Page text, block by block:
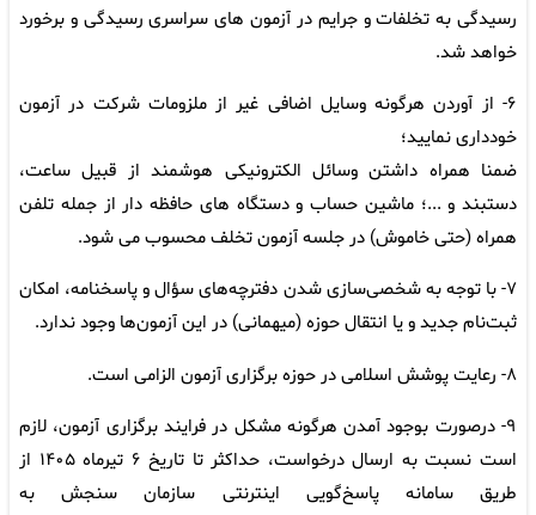
رسیدگی به تخلفات و جرایم در آزمون های سراسری رسیدگی و برخورد
خواهد شد.
۶- از آوردن هرگونه وسایل اضافی غیر از ملزومات شرکت در آزمون
خودداری نمایید؛
ضمنا همراه داشتن وسائل الکترونیکی هوشمند از قبیل ساعت،
دستبند و ...؛ ماشین حساب و دستگاه های حافظه دار از جمله تلفن
همراه (حتی خاموش) در جلسه آزمون تخلف محسوب می شود.
۷- با توجه به شخصی‌سازی شدن دفترچه‌های سؤال و پاسخنامه، امکان
ثبت‌‎نام جدید و یا انتقال حوزه (میهمانی) در این آزمون‌ها وجود ندارد.
۸- رعایت پوشش اسلامی در حوزه برگزاری آزمون الزامی است.
۹- درصورت بوجود آمدن هرگونه مشکل در فرایند برگزاری آزمون، لازم
است نسبت به ارسال درخواست، حداکثر تا تاریخ ۶ تیرماه ۱۴۰۵ از
طریق سامانه پاسخ‌گویی اینترنتی سازمان سنجش به